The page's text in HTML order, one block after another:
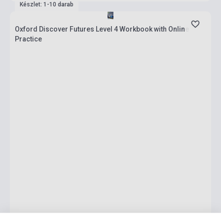
Készlet: 1-10 darab
Oxford Discover Futures Level 4 Workbook with Online
Practice